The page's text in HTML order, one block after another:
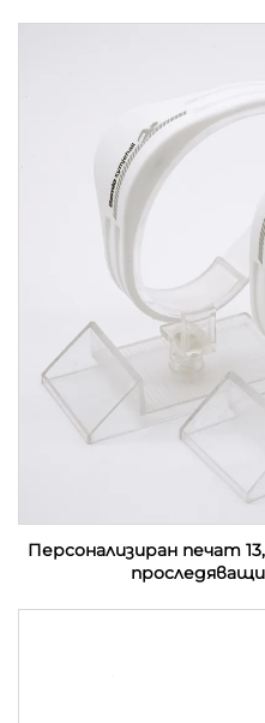
Персонализиран печат